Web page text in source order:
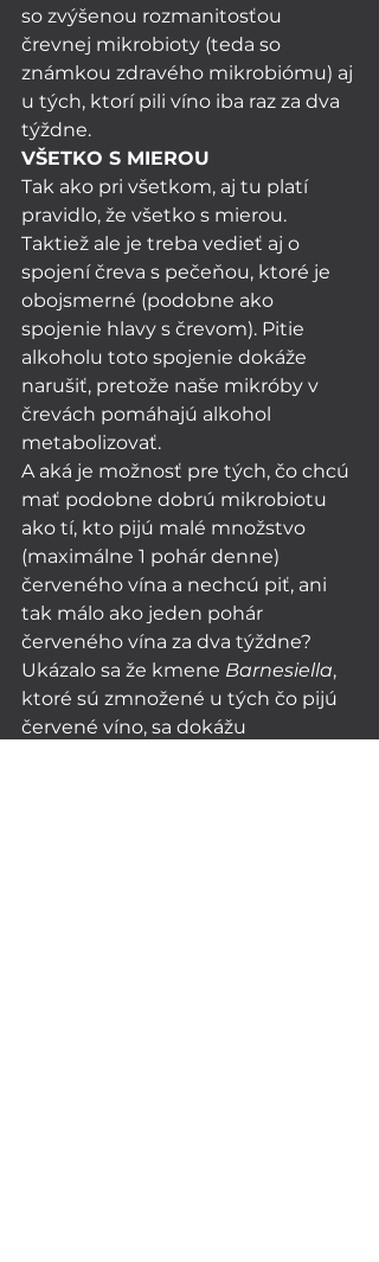
so zvýšenou rozmanitosťou
črevnej mikrobioty (teda so
známkou zdravého mikrobiómu) aj
u tých, ktorí pili víno iba raz za dva
týždne.
VŠETKO S MIEROU
Tak ako pri všetkom, aj tu platí
pravidlo, že všetko s mierou.
Taktiež ale je treba vedieť aj o
spojení čreva s pečeňou, ktoré je
obojsmerné (podobne ako
spojenie hlavy s črevom). Pitie
alkoholu toto spojenie dokáže
narušiť, pretože naše mikróby v
črevách pomáhajú alkohol
metabolizovať.
A aká je možnosť pre tých, čo chcú
mať podobne dobrú mikrobiotu
ako tí, kto pijú malé množstvo
(maximálne 1 pohár denne)
červeného vína a nechcú piť, ani
tak málo ako jeden pohár
červeného vína za dva týždne?
Ukázalo sa že kmene Barnesiella,
ktoré sú zmnožené u tých čo pijú
červené víno, sa dokážu